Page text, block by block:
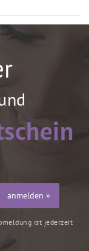
anmelden »
ist jederzeit